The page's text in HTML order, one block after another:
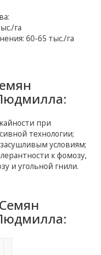
га
60-65 тыс./га
при
технологии;
условиям;
к фомозу,
и угольной гнили.